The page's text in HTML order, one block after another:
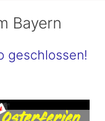
Bayern
geschlossen!